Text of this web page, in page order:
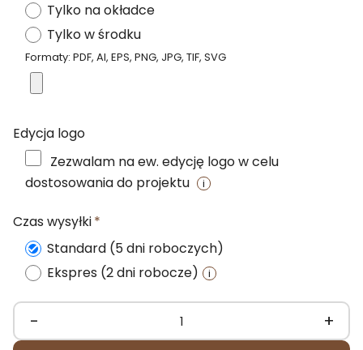
Tylko na okładce
Tylko w środku
Formaty: PDF, AI, EPS, PNG, JPG, TIF, SVG
Edycja logo
Zezwalam na ew. edycję logo w celu
dostosowania do projektu
Czas wysyłki
Standard (5 dni roboczych)
Ekspres (2 dni robocze)
-
ilość
+